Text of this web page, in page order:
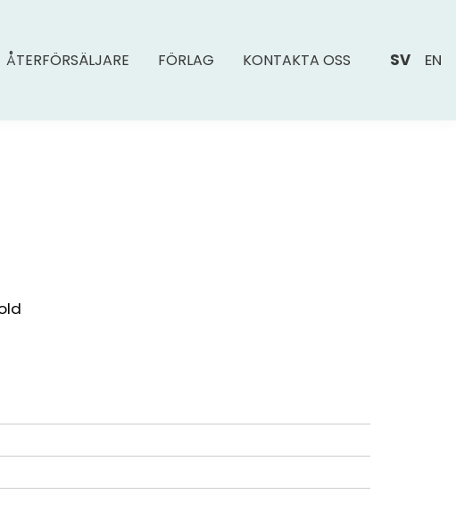
ÅTERFÖRSÄLJARE FÖRLAG KONTAKTA OSS SV EN